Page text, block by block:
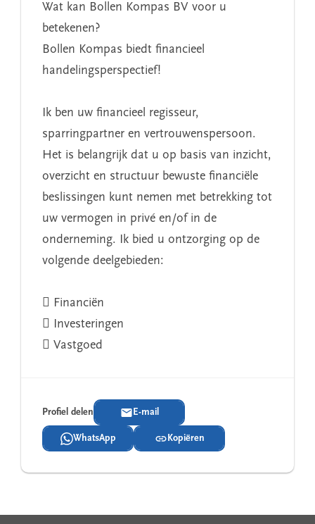
Wat kan Bollen Kompas BV voor u
betekenen?
Bollen Kompas biedt financieel
handelingsperspectief!
Ik ben uw financieel regisseur,
sparringpartner en vertrouwenspersoon.
Het is belangrijk dat u op basis van inzicht,
overzicht en structuur bewuste financiële
beslissingen kunt nemen met betrekking tot
uw vermogen in privé en/of in de
onderneming. Ik bied u ontzorging op de
volgende deelgebieden:
 Financiën
 Investeringen
 Vastgoed
Profiel delen E-mail
WhatsApp Kopiëren